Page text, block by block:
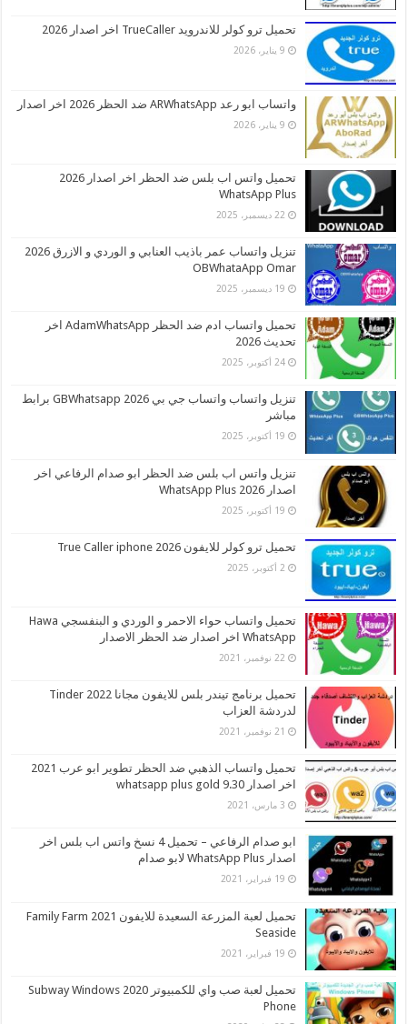
تحميل ترو كولر للاندرويد TrueCaller اخر اصدار 2026
9 يناير، 2026
واتساب ابو رعد ARWhatsApp ضد الحظر 2026 اخر اصدار
9 يناير، 2026
تحميل واتس اب بلس ضد الحظر اخر اصدار 2026
WhatsApp Plus
22 ديسمبر، 2025
تنزيل واتساب عمر باذيب العنابي و الوردي و الازرق 2026
OBWhataApp Omar
19 ديسمبر، 2025
تحميل واتساب ادم ضد الحظر AdamWhatsApp اخر
تحديث 2026
24 أكتوبر، 2025
تنزيل واتساب واتساب جي بي 2026 GBWhatsapp برابط
مباشر
19 أكتوبر، 2025
تنزيل واتس اب بلس ضد الحظر ابو صدام الرفاعي اخر
اصدار 2026 WhatsApp Plus
19 أكتوبر، 2025
تحميل ترو كولر للايفون 2026 True Caller iphone
2 أكتوبر، 2025
تحميل واتساب حواء الاحمر و الوردي و البنفسجي Hawa
WhatsApp اخر اصدار ضد الحظر الاصدار
22 نوفمبر، 2021
تحميل برنامج تيندر بلس للايفون مجانا 2022 Tinder
لدردشة العزاب
21 نوفمبر، 2021
تحميل واتساب الذهبي ضد الحظر تطوير ابو عرب 2021
اخر اصدار whatsapp plus gold 9.30
3 مارس، 2021
ابو صدام الرفاعي – تحميل 4 نسخ واتس اب بلس اخر
اصدار WhatsApp Plus لابو صدام
19 فبراير، 2021
تحميل لعبة المزرعة السعيدة للايفون 2021 Family Farm
Seaside
19 فبراير، 2021
تحميل لعبة صب واي للكمبيوتر 2020 Subway Windows
Phone